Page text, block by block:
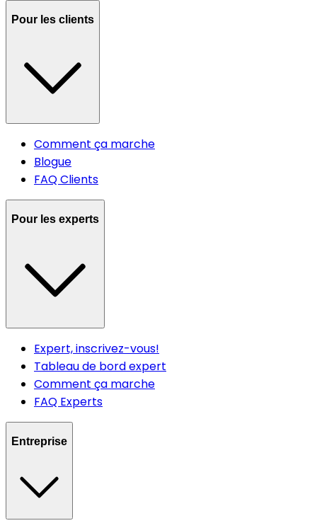
Pour les clients
Comment ça marche
Blogue
FAQ Clients
Pour les experts
Expert, inscrivez-vous!
Tableau de bord expert
Comment ça marche
FAQ Experts
Entreprise